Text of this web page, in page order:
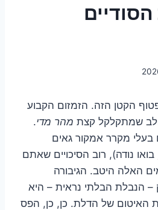
הקטן הזה. הזמזום הקבוע
שמתקלקל קצת מהר מדי.
מקרר אמקור גאים
נודה), רוב הסיכויים שאתם
האלה היטב. הגיבורה
– הנבלת הבלתי נראית – היא
האיטום של הדלת. כן, כן, הפס